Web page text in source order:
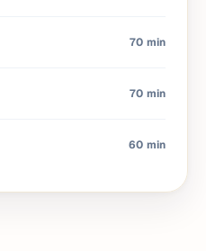
70 min
70 min
60 min